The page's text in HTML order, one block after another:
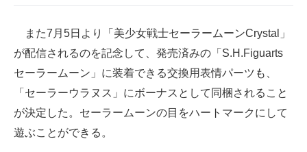
また7月5日より「美少女戦士セーラームーンCrystal」
が配信されるのを記念して、発売済みの「S.H.Figuarts
セーラームーン」に装着できる交換用表情パーツも、
「セーラーウラヌス」にボーナスとして同梱されること
が決定した。セーラームーンの目をハートマークにして
遊ぶことができる。